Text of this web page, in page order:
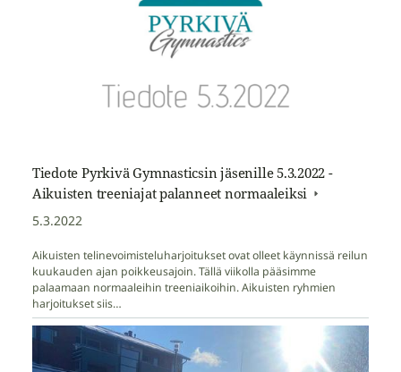
Tiedote Pyrkivä Gymnasticsin jäsenille 5.3.2022 -
Aikuisten treeniajat palanneet normaaleiksi
5.3.2022
Aikuisten telinevoimisteluharjoitukset ovat olleet käynnissä reilun
kuukauden ajan poikkeusajoin. Tällä viikolla pääsimme
palaamaan normaaleihin treeniaikoihin. Aikuisten ryhmien
harjoitukset siis…